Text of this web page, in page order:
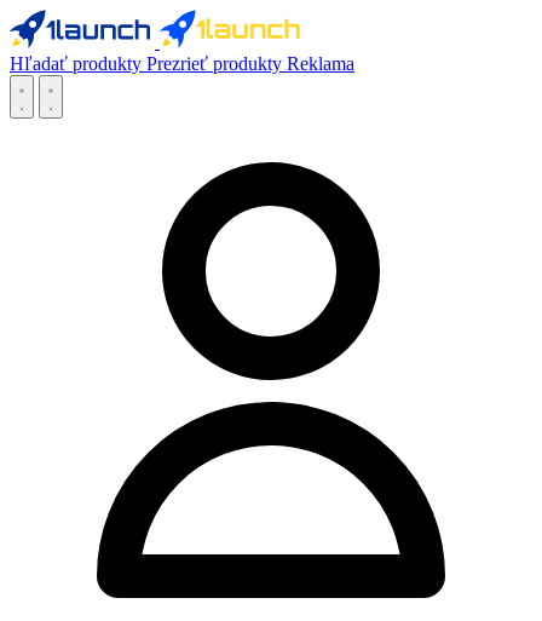
Hľadať produkty Prezrieť produkty Reklama